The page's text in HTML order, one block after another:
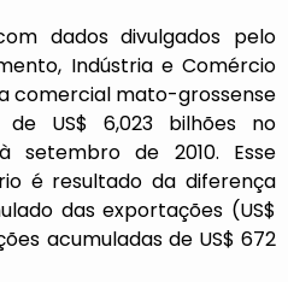
dados divulgados pelo
Indústria e Comércio
comercial mato-grossense
US$ 6,023 bilhões no
setembro de 2010. Esse
é resultado da diferença
das exportações (US$
acumuladas de US$ 672